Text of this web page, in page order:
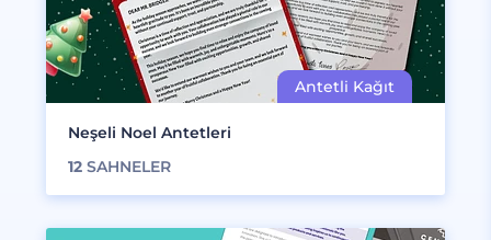
Neşeli Noel Antetleri
12 SAHNELER